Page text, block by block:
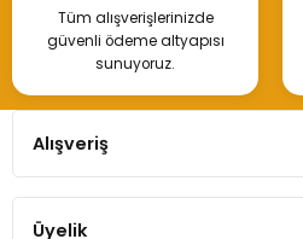
Tüm alışverişlerinizde
güvenli ödeme altyapısı
sunuyoruz.
Alışveriş
Üyelik